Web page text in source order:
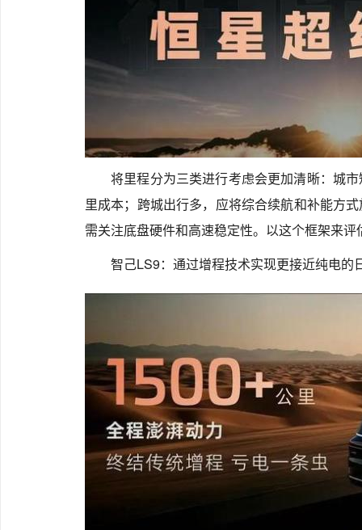
将里程分为三类进行考虑会更加清晰：城
里成本；跨城出行多，应将综合续航和补能方
需关注底盘硬件和高速稳定性。以这个框架来
智己LS9：通过增程技术实现更接近纯电的